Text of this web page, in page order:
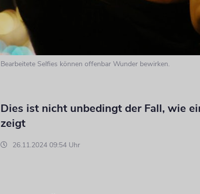
Bearbeitete Selfies können offenbar Wunder bewirken.
Dies ist nicht unbedingt der Fall, wie
zeigt
26.11.2024 09:54 Uhr